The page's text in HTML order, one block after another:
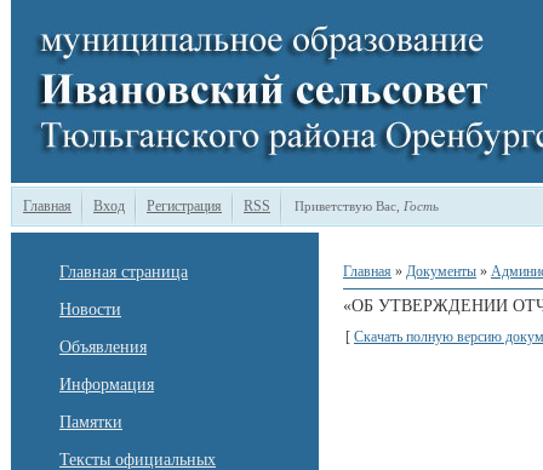
Главная Вход Регистрация RSS Приветствую Вас Гость
Главная страница
Новости
Объявления
Информация
Памятки
Тексты официальных
Главная » Документы »
«ОБ УТВЕРЖДЕНИИ
[ Скачать полную версию